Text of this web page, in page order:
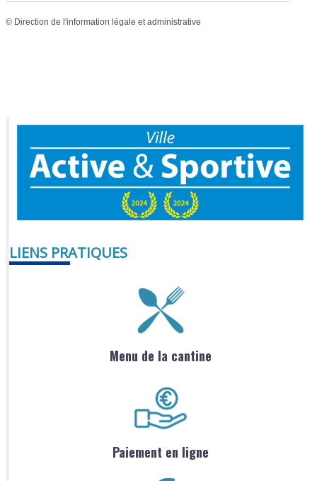
© Direction de l'information légale et administrative
LIENS PRATIQUES
Menu de la cantine
Paiement en ligne